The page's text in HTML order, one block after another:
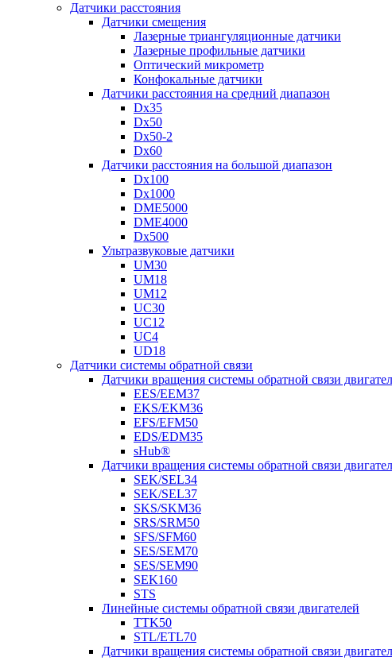
Датчики расстояния
Датчики смещения
Лазерные триангуляционные датчики
Лазерные профильные датчики
Оптический микрометр
Конфокальные датчики
Датчики расстояния на средний диапазон
Dx35
Dx50
Dx50-2
Dx60
Датчики расстояния на большой диапазон
Dx100
Dx1000
DME5000
DME4000
Dx500
Ультразвуковые датчики
UM30
UM18
UM12
UC30
UC12
UC4
UD18
Датчики системы обратной связи
Датчики вращения системы обратной связи
EES/EEM37
EKS/EKM36
EFS/EFM50
EDS/EDM35
sHub®
Датчики вращения системы обратной связи
SEK/SEL34
SEK/SEL37
SKS/SKM36
SRS/SRM50
SFS/SFM60
SES/SEM70
SES/SEM90
SEK160
STS
Линейные системы обратной связи двигателей
TTK50
STL/ETL70
Датчики вращения системы обратной связи